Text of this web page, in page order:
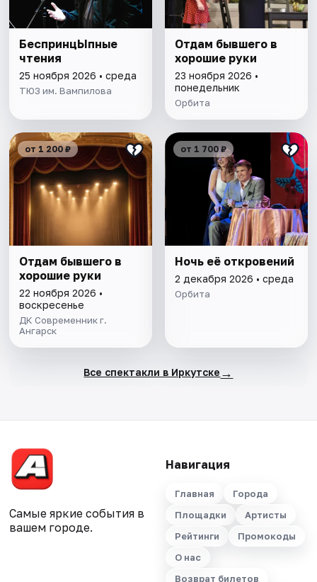
БеспринцЫпные
чтения
25 ноября 2026 • среда
ТЮЗ им. Вампилова
Отдам бывшего в
хорошие руки
23 ноября 2026 •
понедельник
Орбита
от 1 200 ₽
Отдам бывшего в
хорошие руки
22 ноября 2026 •
воскресенье
ДК Современник г.
Ангарск
от 1 700 ₽
Ночь её откровений
2 декабря 2026 • среда
Орбита
Все спектакли в Иркутске →
Самые яркие события в
вашем городе.
Навигация
Главная
Города
Площадки
Артисты
Рейтинги
Промокоды
О нас
Возврат билетов